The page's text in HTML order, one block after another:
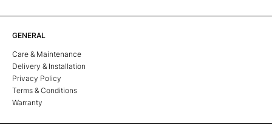
GENERAL
Care & Maintenance
Delivery & Installation
Privacy Policy
Terms & Conditions
Warranty